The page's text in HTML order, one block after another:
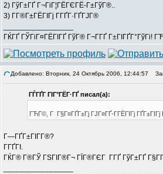
2) ГўГ±ГҐ Г¬ГіГ¦ГЁГЄГЁ-Г±ГўГ®..
3) Г­Г®Г±ГЁГІГј Г­ГҐГ·ГҐГЈГ®
ГЌГҐ ГЎГіГ¤ГЁГІГҐ ГўГ® Г¬Г­ГҐ Г±ГІГҐГ°ГўГі!
Добавлено: Вторник, 24 Октябрь 2006, 12:44:57
ГЃГҐГ ГІГ°ГЁГ·ГҐ писал(а):
ГЋГ©, Г Г§Г¤ГҐГ±Гј ГЈГ¤ГҐ-Г­ГЁГІГј
Г—ГҐГ±ГІГ­Г®?
Г­ГҐГІ.
ГЌГ® Г®ГЎ ГЅГІГ®Г¬ ГЇГ®ГЄГ Г­ГҐ ГўГ±ГҐ